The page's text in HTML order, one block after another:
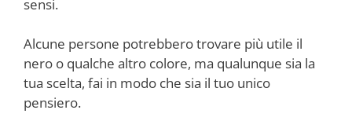
sensi.
Alcune persone potrebbero trovare più utile il
nero o qualche altro colore, ma qualunque sia la
tua scelta, fai in modo che sia il tuo unico
pensiero.